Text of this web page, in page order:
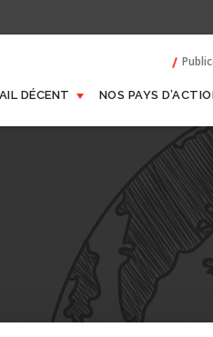
DÉCENT NOS PAYS